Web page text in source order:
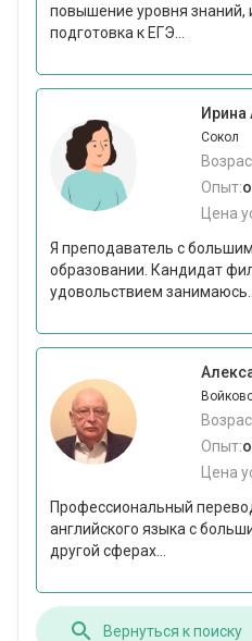
повышение уровня знаний,
подготовка к ЕГЭ...
Ирина
Сокол
Опыт:
Цена
Я преподаватель с
образовании. Кандидат
удовольствием занимаюсь...
Опыт:
Цена
Профессиональный
английского языка с
другой сферах...
Вернуться к поиску